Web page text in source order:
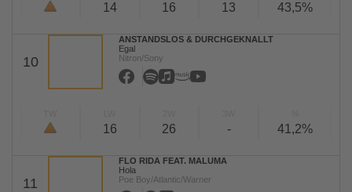
14 16 13 43,5%
10
ANSTANDSLOS & DURCHGEKNALLT
Egal
Nitron/Sony
16 26 - 41,2%
11
FLO RIDA FEAT. MALUMA
Hola
Poe Boy/Atlantic/Warner